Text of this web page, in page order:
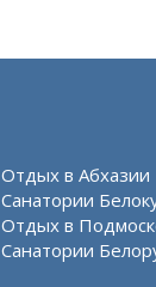
Отдых в Абхазии
Санатории
Отдых в
Санатории